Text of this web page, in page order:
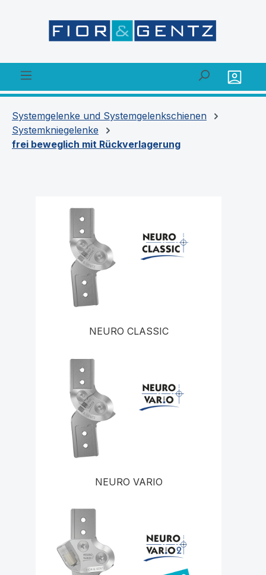
Systemgelenke und Systemgelenkschienen
Systemkniegelenke
frei beweglich mit Rückverlagerung
NEURO CLASSIC
NEURO VARIO